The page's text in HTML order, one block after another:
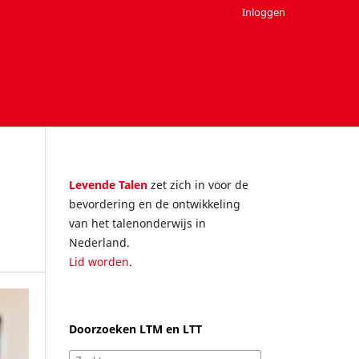
Inloggen
Levende Talen zet zich in voor de
bevordering en de ontwikkeling
van het talenonderwijs in
Nederland.
Lid worden.
Doorzoeken LTM en LTT